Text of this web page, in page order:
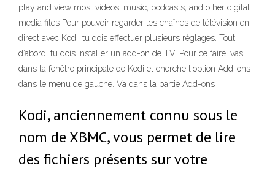
play and view most videos, music, podcasts, and other digital
media files Pour pouvoir regarder les chaînes de télévision en
direct avec Kodi, tu dois effectuer plusieurs réglages. Tout
d’abord, tu dois installer un add-on de TV. Pour ce faire, vas
dans la fenêtre principale de Kodi et cherche l'option Add-ons
dans le menu de gauche. Va dans la partie Add-ons
Kodi, anciennement connu sous le
nom de XBMC, vous permet de lire
des fichiers présents sur votre